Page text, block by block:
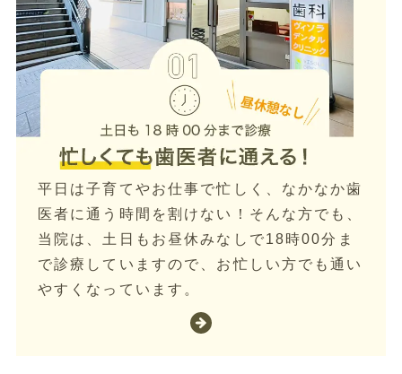
平日は子育てやお仕事で忙しく、なかなか歯
医者に通う時間を割けない！そんな方でも、
当院は、土日もお昼休みなしで18時00分ま
で診療していますので、お忙しい方でも通い
やすくなっています。